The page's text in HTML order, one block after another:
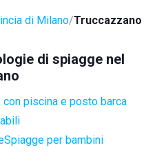
di Milano Truccazzano
di spiagge nel
con piscina e posto barca
Spiagge per bambini